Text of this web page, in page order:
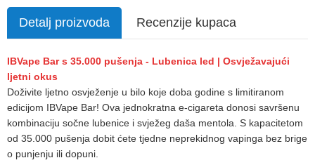
Detalj proizvoda Recenzije kupaca
IBVape Bar s 35.000 pušenja - Lubenica led | Osvježavajući
ljetni okus
Doživite ljetno osvježenje u bilo koje doba godine s limitiranom
edicijom IBVape Bar! Ova jednokratna e-cigareta donosi savršenu
kombinaciju sočne lubenice i svježeg daša mentola. S kapacitetom
od 35.000 pušenja dobit ćete tjedne neprekidnog vapinga bez brige
o punjenju ili dopuni.